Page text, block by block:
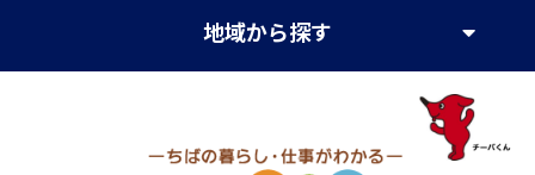
地域から探す